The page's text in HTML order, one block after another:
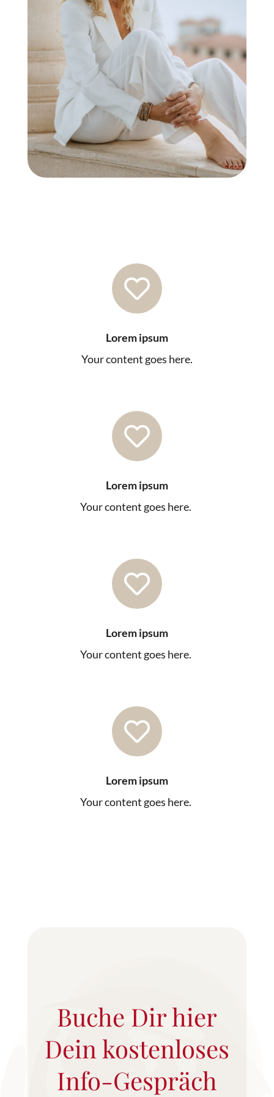
auch in den schwierigsten Situationen
weiterhelfen zu können. Du kannst sie bei
ihren Veränderungsanliegen begleiten und
wirst in der Lage sein, selbst tiefliegende
Themen zu bearbeiten und zu lösen.
Nebenbei arbeitest Du während der
Ausbildungszeit auch an Deinen eigenen
Themen und wirst Dich sehr stark
weiterentwickeln.
NLP, des existenziellen Coachings und der
Hypnose zu vermitteln. Ich möchte DICH
zu befähigen, Menschen zu unterstützen
und selbst zu wachsen.
Ich habe die Ausbildung entwickelt, die
ich mir für mich selbst gewünscht hätte.
individuellen durchgehenden Betreuung
und viel Spaß und Humor.
Es gibt maximal 15 Plätze

Lorem ipsum
Your content goes here.

Lorem ipsum
Your content goes here.

Lorem ipsum
Your content goes here.

Lorem ipsum
Your content goes here.
Buche Dir hier
Dein kostenloses
Info-Gespräch